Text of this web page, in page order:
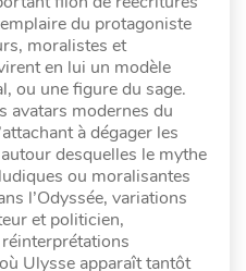
du protagoniste
moralistes et
en lui un modèle
ou une figure du sage.
avatars modernes du
à dégager les
desquelles le mythe
ou moralisantes
l’Odyssée, variations
et politicien,
Ulysse apparaît tantôt